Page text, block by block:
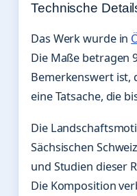
Technische
Das Werk wurde in
Die Maße betragen
Bemerkenswert ist,
eine Tatsache, die
Die
Sächsischen
und Studien dieser
Die Komposition